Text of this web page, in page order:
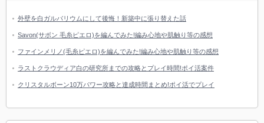
外壁を白ガルバリウムにして後悔！新築中に張り替えた話
Savon(サボン 毛糸ピエロ)を編んでみた!編み心地や肌触り等の感想
ファインメリノ(毛糸ピエロ)を編んでみた!編み心地や肌触り等の感想
ラストクラウディア白の研究所までの攻略とプレイ時間!ポイ活案件
クリスタルボーン10万パワー攻略と達成時間まとめ!ポイ活でプレイ